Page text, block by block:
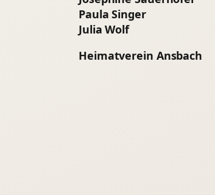
Paula Singer
Julia Wolf
Heimatverein Ansbach